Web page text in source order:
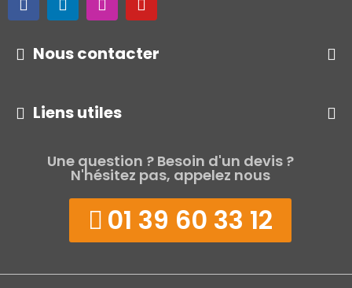
Nous contacter
Liens utiles
Une question ? Besoin d'un devis ?
N'hésitez pas, appelez nous
01 39 60 33 12